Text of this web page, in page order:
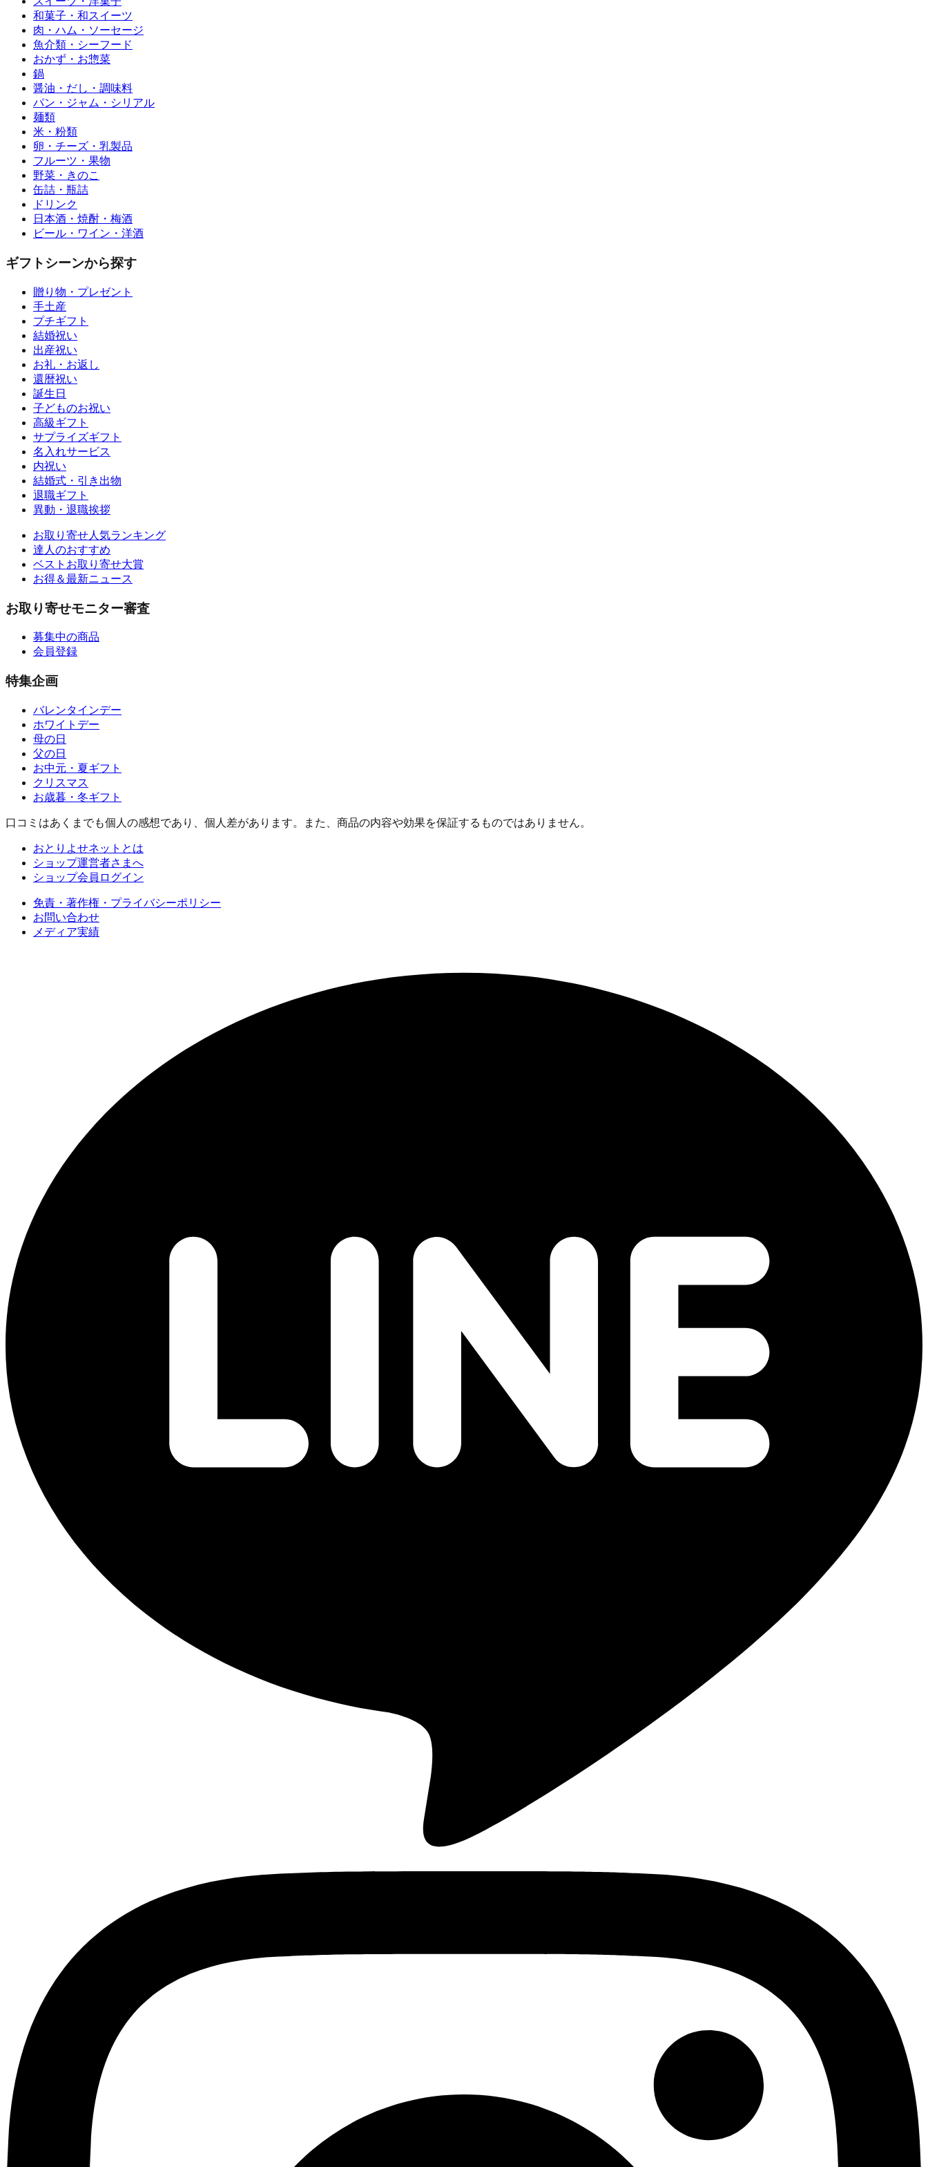
和菓子・和スイーツ
肉・ハム・ソーセージ
魚介類・シーフード
おかず・お惣菜
鍋
醤油・だし・調味料
パン・ジャム・シリアル
麺類
米・粉類
卵・チーズ・乳製品
フルーツ・果物
野菜・きのこ
缶詰・瓶詰
ドリンク
日本酒・焼酎・梅酒
ビール・ワイン・洋酒
ギフトシーンから探す
贈り物・プレゼント
手土産
プチギフト
結婚祝い
出産祝い
お礼・お返し
還暦祝い
誕生日
子どものお祝い
高級ギフト
サプライズギフト
名入れサービス
内祝い
結婚式・引き出物
退職ギフト
異動・退職挨拶
お取り寄せ人気ランキング
達人のおすすめ
ベストお取り寄せ大賞
お得＆最新ニュース
お取り寄せモニター審査
募集中の商品
会員登録
特集企画
バレンタインデー
ホワイトデー
母の日
父の日
お中元・夏ギフト
クリスマス
お歳暮・冬ギフト
口コミはあくまでも個人の感想であり、個人差があります。また、商品の内容や効果を保証するものではありません。
おとりよせネットとは
ショップ運営者さまへ
ショップ会員ログイン
免責・著作権・プライバシーポリシー
お問い合わせ
メディア実績